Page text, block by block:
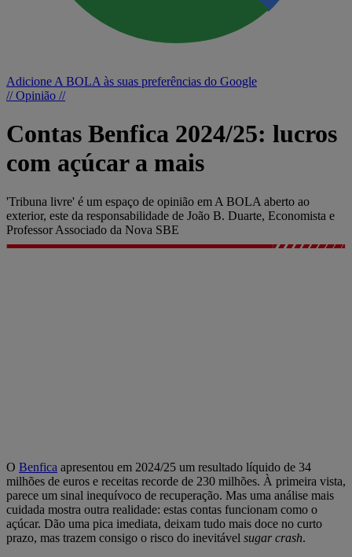
Adicione A BOLA às suas preferências do Google
// Opinião //
Contas Benfica 2024/25: lucros
com açúcar a mais
'Tribuna livre' é um espaço de opinião em A BOLA aberto ao
exterior, este da responsabilidade de João B. Duarte, Economista e
Professor Associado da Nova SBE
O Benfica apresentou em 2024/25 um resultado líquido de 34
milhões de euros e receitas recorde de 230 milhões. À primeira vista,
parece um sinal inequívoco de recuperação. Mas uma análise mais
cuidada mostra outra realidade: estas contas funcionam como o
açúcar. Dão uma pica imediata, deixam tudo mais doce no curto
prazo, mas trazem consigo o risco do inevitável sugar crash.